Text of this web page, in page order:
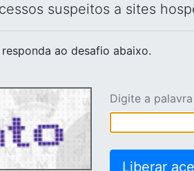
suspeitos a sites
responda ao desafio abaixo.
Digite a